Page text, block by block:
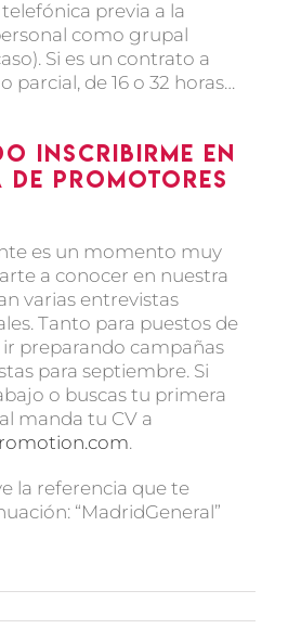
previa a la
como grupal
Si es un contrato a
parcial, de 16 o 32 horas…
inscribirme en
promotores
es un momento muy
a conocer en nuestra
varias entrevistas
Tanto para puestos de
preparando campañas
para septiembre. Si
o buscas tu primera
manda tu CV a
.
la referencia que te
“MadridGeneral”